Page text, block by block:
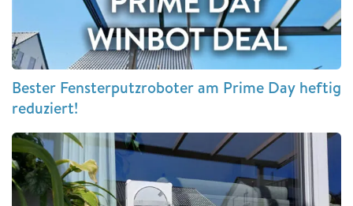
Bester Fensterputzroboter am Prime Day heftig
reduziert!